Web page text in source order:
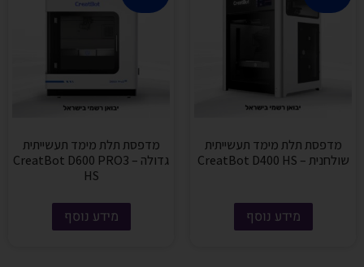
מדפסת תלת מימד תעשייתית
שולחנית – CreatBot D400 HS
מידע נוסף
מדפסת תלת מימד תעשייתית
גדולה – CreatBot D600 PRO3
HS
מידע נוסף